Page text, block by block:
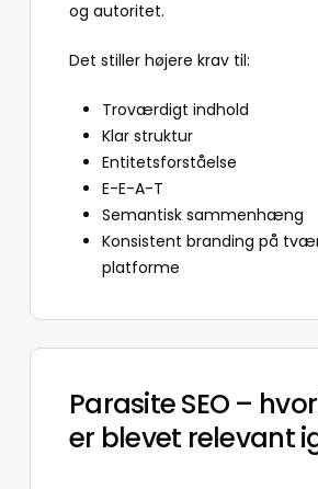
og autoritet.
Det stiller højere krav til:
Troværdigt indhold
Klar struktur
Entitetsforståelse
E-E-A-T
Semantisk sammenhæng
Konsistent branding på
platforme
Parasite SEO –
er blevet relevant